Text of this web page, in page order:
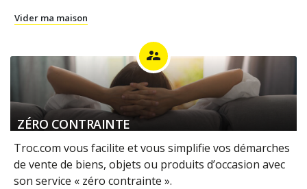
Vider ma maison
supervisor_account
ZÉRO CONTRAINTE
Troc.com vous facilite et vous simplifie vos démarches
de vente de biens, objets ou produits d’occasion avec
son service « zéro contrainte ».